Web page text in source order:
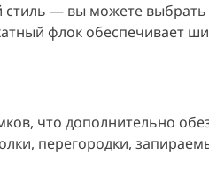
— вы можете выбрать
флок обеспечивает
что дополнительно
перегородки,